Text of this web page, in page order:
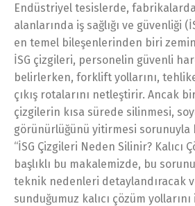
Endüstriyel tesislerde,
alanlarında iş sağlığı ve güvenliği
en temel bileşenlerinden biri
İSG çizgileri, personelin güvenli
belirlerken, forklift yollarını,
çıkış rotalarını netleştirir. Ancak
çizgilerin kısa sürede silinmesi,
görünürlüğünü yitirmesi sorunuyla
“İSG Çizgileri Neden Silinir? Kalıcı
başlıklı bu makalemizde, bu
teknik nedenleri detaylandıracak
sunduğumuz kalıcı çözüm